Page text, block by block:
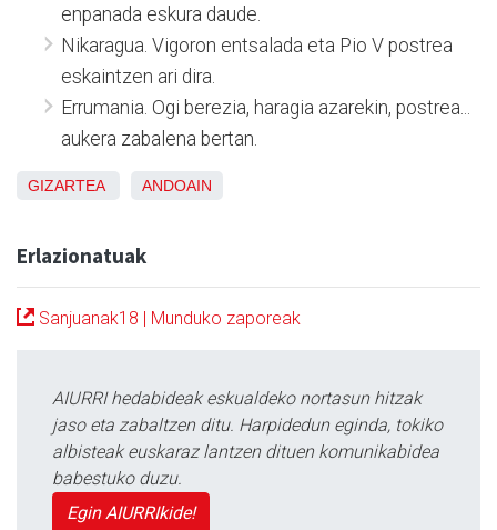
enpanada eskura daude.
Nikaragua. Vigoron entsalada eta Pio V postrea
eskaintzen ari dira.
Errumania. Ogi berezia, haragia azarekin, postrea...
aukera zabalena bertan.
GIZARTEA ANDOAIN
Erlazionatuak
Sanjuanak18 | Munduko zaporeak
AIURRI hedabideak eskualdeko nortasun hitzak
jaso eta zabaltzen ditu. Harpidedun eginda, tokiko
albisteak euskaraz lantzen dituen komunikabidea
babestuko duzu.
Egin AIURRIkide!